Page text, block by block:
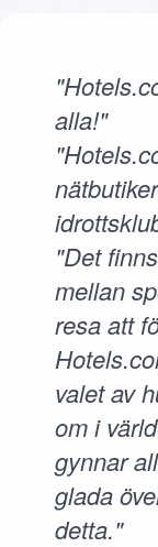
alla!"
"Det
mellan
resa att
valet av
om i
gynnar
glada
detta."